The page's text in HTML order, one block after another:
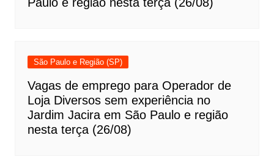
São Paulo e Região (SP)
Vagas de emprego para Operador de
Loja Diversos sem experiência no
Jardim Jacira em São Paulo e região
nesta terça (26/08)